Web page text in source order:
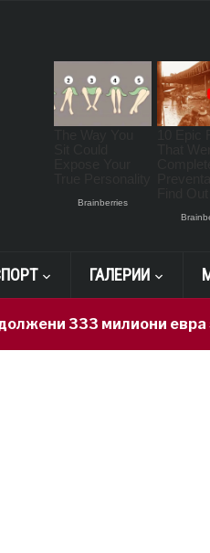
ГАЛЕРИИ
милиони евра за 71